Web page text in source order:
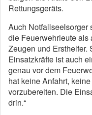
Rettungsgeräts.
Auch Notfallseelsorger
die Feuerwehrleute
Zeugen und Ersthelfer.
Einsatzkräfte ist auch
genau vor dem
hat keine Anfahrt,
vorzubereiten. Die
drin.“